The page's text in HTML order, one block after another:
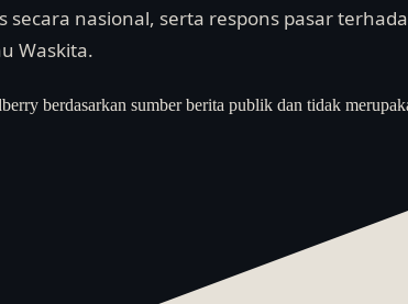
secara nasional, serta respons pasar
Waskita.
berdasarkan sumber berita publik dan tidak